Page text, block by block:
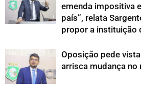
emenda impositiva
país”, relata
propor a instituição
Oposição pede
arrisca mudança no